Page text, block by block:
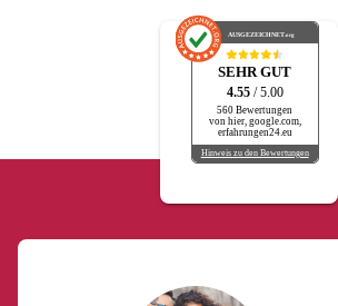
AUSGEZEICHNET.org
SEHR GUT
4.55 / 5.00
560 Bewertungen
von hier, google.com,
erfahrungen24.eu
Hinweis zu den Bewertungen